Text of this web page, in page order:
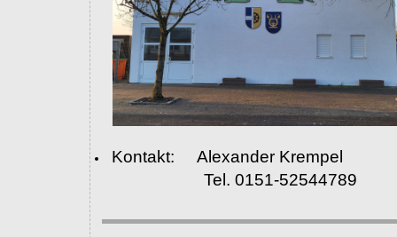
Kontakt: Alexander Krempel
Tel. 0151-52544789